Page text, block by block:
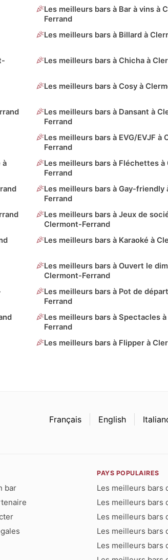
Les meilleurs bars à Bar à vins à
Ferrand
Les meilleurs bars à Billard à
Les meilleurs bars à Chicha à
Les meilleurs bars à Cosy à
Les meilleurs bars à Dansant à
Ferrand
Les meilleurs bars à EVG/EVJF à
Ferrand
à
Les meilleurs bars à Fléchettes à
Ferrand
Les meilleurs bars à Gay-friendly
Ferrand
Les meilleurs bars à Jeux de
Clermont-Ferrand
Les meilleurs bars à Karaoké à
Les meilleurs bars à Ouvert le
Clermont-Ferrand
Les meilleurs bars à Pot de
Ferrand
Les meilleurs bars à Spectacles
Ferrand
Les meilleurs bars à Flipper à
Français English
bar
PAYS POPULAIRES
Les meilleurs bars
Les meilleurs bars
Les meilleurs bars
Les meilleurs bars
Les meilleurs bars